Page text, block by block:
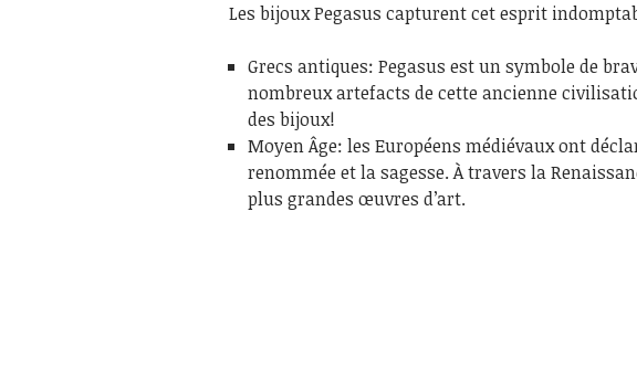
Les bijoux Pegasus capturent cet esprit
Grecs antiques: Pegasus est un symbole de
nombreux artefacts de cette ancienne
des bijoux!
Moyen Âge: les Européens médiévaux ont
renommée et la sagesse. À travers la
plus grandes œuvres d’art.